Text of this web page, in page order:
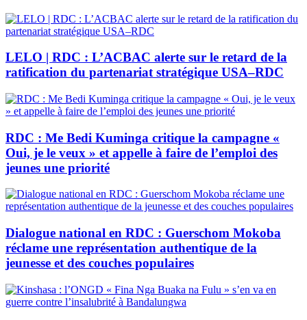
LELO | RDC : L’ACBAC alerte sur le retard de la
ratification du partenariat stratégique USA–RDC
RDC : Me Bedi Kuminga critique la campagne «
Oui, je le veux » et appelle à faire de l’emploi des
jeunes une priorité
Dialogue national en RDC : Guerschom Mokoba
réclame une représentation authentique de la
jeunesse et des couches populaires